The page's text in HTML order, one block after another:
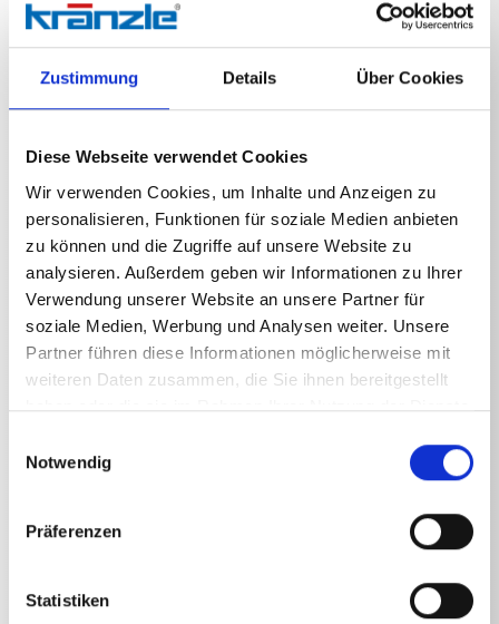
Zustimmung Details Über Cookies
Diese Webseite verwendet Cookies
Wir verwenden Cookies, um Inhalte und Anzeigen zu
personalisieren, Funktionen für soziale Medien anbieten
zu können und die Zugriffe auf unsere Website zu
analysieren. Außerdem geben wir Informationen zu Ihrer
Verwendung unserer Website an unsere Partner für
soziale Medien, Werbung und Analysen weiter. Unsere
Partner führen diese Informationen möglicherweise mit
weiteren Daten zusammen, die Sie ihnen bereitgestellt
haben oder die sie im Rahmen Ihrer Nutzung der Dienste
Notwendig
Präferenzen
Statistiken
Kugelhahn mit 2x
Art. Nr. 132912
Kugelhahn mit 2x ST 30 Verschraubung
Technische Angaben
TECHNISCHE ANGABEN
Kugelhahn mit 2x
0,5477kg